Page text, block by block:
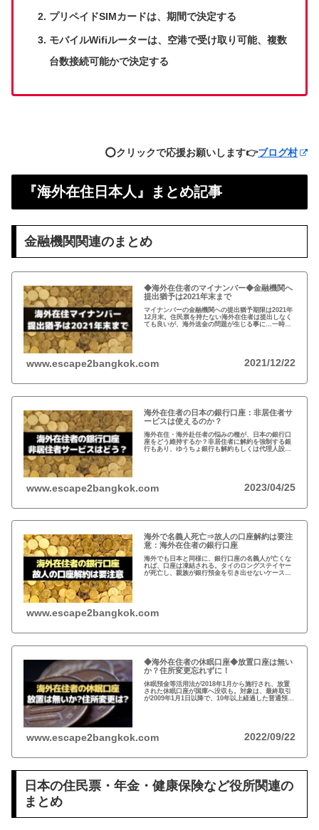
プリペイドSIMカードは、期間で決定する
モバイルWifiルーターは、空港で受け取り可能、複数
台数接続可能かで決定する
⭕️クリックで応援お願いします👉ブログ村
『海外在住日本人』まとめ記事
金融機関関連のまとめ
◆海外在住者のマイナンバー◆金融機関へ
提出猶予は2021年末まで
マイナンバーの金融機関への提出猶予期限は2021年
12月末。住民票を持たない海外在住者は提出しなく
ても良いが、海外送金の問題が生じる事に…一時帰
www.escape2bangkok.com 2021/12/22
海外在住者の日本の銀行口座：非居住者サ
ービスは使えるのか？
海外在住・海外赴任者の悩みの種が、日本の銀行口
座をどう維持するか？非居住者に解約を強制する銀
行もあり、ゆうちょ銀行も解約もしくは代理人設定
www.escape2bangkok.com 2023/04/25
海外で名義人死亡⇒故人の口座解約は要注
意：海外在住者の銀行口座
海外でも日本と同様に、銀行口座の名義人が亡くな
れば、口座は凍結される。タイのロングステイヤー
が死亡し、親族が銀行預金を引き出せないケースが
www.escape2bangkok.com
◆海外在住者の休眠口座◆放置口座は無い
か？住所変更忘れずに！
休眠預金等活用法が2018年1月から施行され、放置
された休眠口座が国庫へ没収も。対象は、最終取引
が2009年1月1日以降で、10年以上経過した普通預
www.escape2bangkok.com 2022/09/22
日本の住民票・年金・健康保険など役所関連の
まとめ